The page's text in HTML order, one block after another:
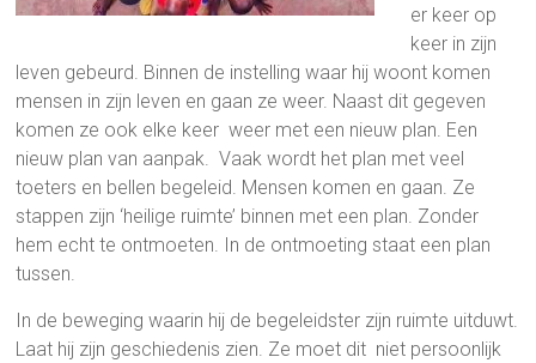
er keer op
keer in zijn
leven gebeurd. Binnen de instelling waar hij woont komen
mensen in zijn leven en gaan ze weer. Naast dit gegeven
komen ze ook elke keer weer met een nieuw plan. Een
nieuw plan van aanpak. Vaak wordt het plan met veel
toeters en bellen begeleid. Mensen komen en gaan. Ze
stappen zijn ‘heilige ruimte’ binnen met een plan. Zonder
hem echt te ontmoeten. In de ontmoeting staat een plan
tussen.
In de beweging waarin hij de begeleidster zijn ruimte uitduwt.
Laat hij zijn geschiedenis zien. Ze moet dit niet persoonlijk